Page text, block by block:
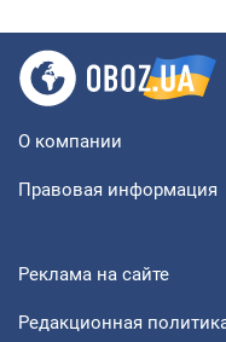
О компании
Правовая информация
Реклама на сайте
Редакционная